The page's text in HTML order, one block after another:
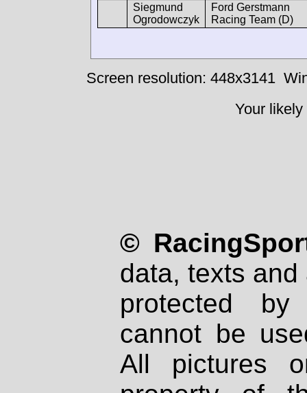
Siegmund
Ogrodowczyk
Ford Gerstmann
Racing Team (D)
Screen resolution: 448x3141
Your
©
data, texts
protected
cannot be
All pictures